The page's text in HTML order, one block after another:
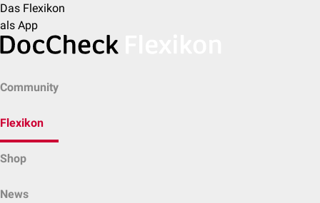
Das Flexikon
als App
Community
Flexikon
Shop
News